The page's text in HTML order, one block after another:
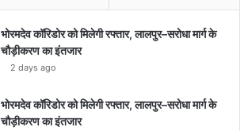
भोरमदेव कॉरिडोर को मिलेगी रफ्तार, लालपुर–सरोधा मार्ग के
चौड़ीकरण का इंतजार
2 days ago
भोरमदेव कॉरिडोर को मिलेगी रफ्तार, लालपुर–सरोधा मार्ग के
चौड़ीकरण का इंतजार